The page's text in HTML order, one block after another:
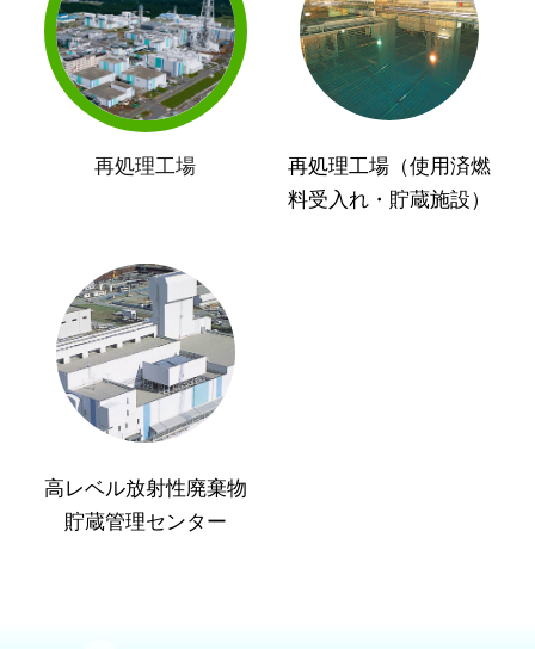
再処理工場
再処理工場（使用済燃
料受入れ・貯蔵施設）
高レベル放射性廃棄物
貯蔵管理センター